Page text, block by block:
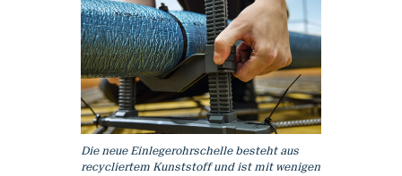
Die neue Einlegerohrschelle besteht aus
recycliertem Kunststoff und ist mit wenigen